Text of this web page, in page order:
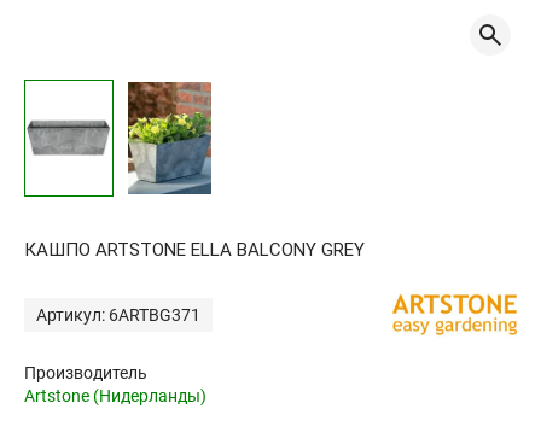
КАШПО ARTSTONE ELLA BALCONY GREY
Артикул: 6ARTBG371
Производитель
Artstone (Нидерланды)